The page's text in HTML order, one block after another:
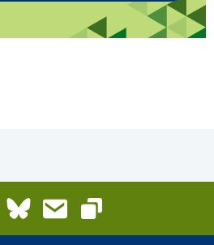
LinkedInBlueskyE-Mail
Link kopieren